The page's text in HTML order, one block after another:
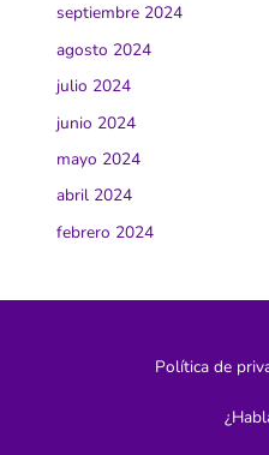
septiembre 2024
agosto 2024
julio 2024
junio 2024
mayo 2024
abril 2024
febrero 2024
Política de